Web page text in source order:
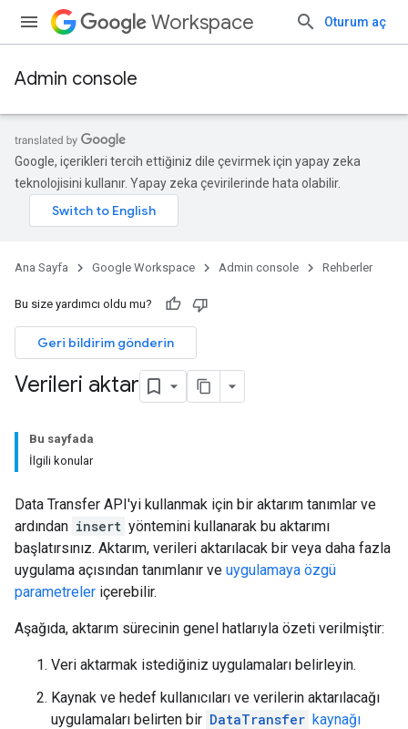
Workspace Oturum aç
Admin console
Google, içerikleri tercih ettiğiniz dile çevirmek için yapay zeka
teknolojisini kullanır. Yapay zeka çevirilerinde hata olabilir.
Ana Sayfa Google Workspace Admin console Rehberler
Bu size yardımcı oldu mu?
Geri bildirim gönderin
Verileri aktar
Bu sayfada
İlgili konular
Data Transfer API'yi kullanmak için bir aktarım tanımlar ve
ardından insert yöntemini kullanarak bu aktarımı
başlatırsınız. Aktarım, verileri aktarılacak bir veya daha fazla
uygulama açısından tanımlanır ve uygulamaya özgü
parametreler içerebilir.
Aşağıda, aktarım sürecinin genel hatlarıyla özeti verilmiştir:
Veri aktarmak istediğiniz uygulamaları belirleyin.
Kaynak ve hedef kullanıcıları ve verilerin aktarılacağı
uygulamaları belirten bir DataTransfer kaynağı